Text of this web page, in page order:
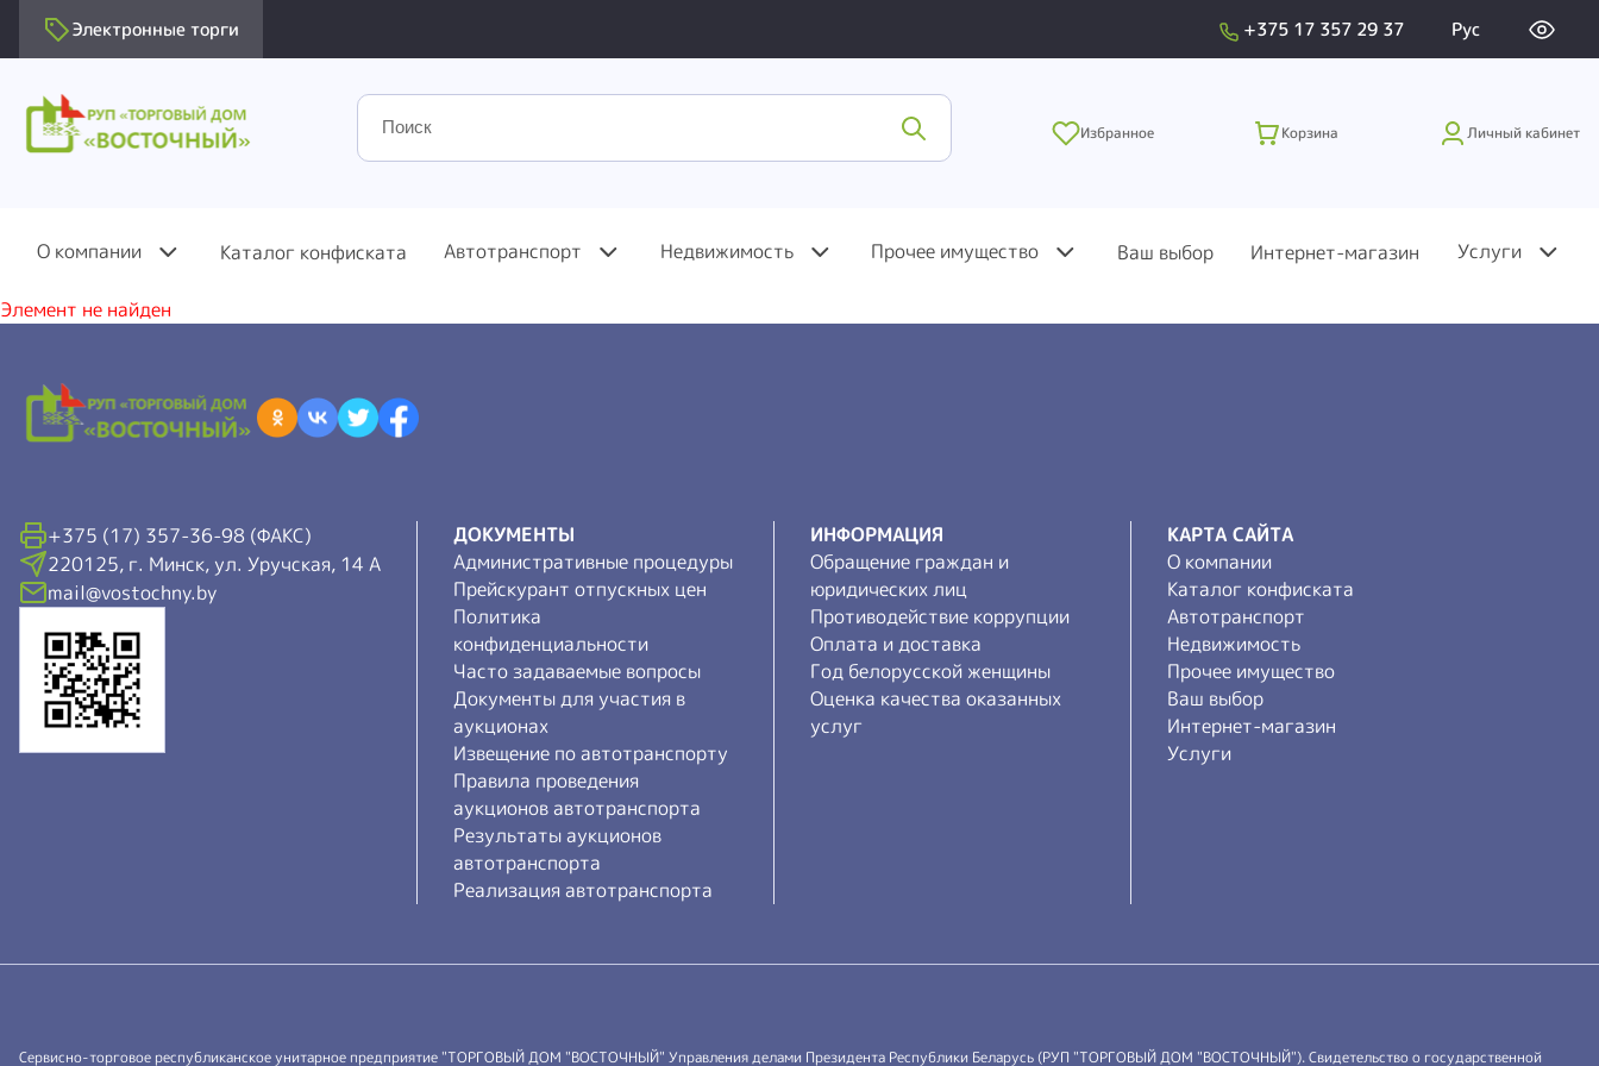
Электронные торги +375 17 357 29 37 Рус
Избранное Корзина Личный кабинет
О компании Каталог конфиската Автотранспорт Недвижимость Прочее имущество Ваш выбор Интернет-магазин Услуги
Элемент не найден
+375 (17) 357-36-98 (ФАКС)
220125, г. Минск, ул. Уручская, 14 А
mail@vostochny.by
ДОКУМЕНТЫ
Административные процедуры
Прейскурант отпускных цен
Политика
конфиденциальности
Часто задаваемые вопросы
Документы для участия в
аукционах
Извещение по автотранспорту
Правила проведения
аукционов автотранспорта
Результаты аукционов
автотранспорта
Реализация автотранспорта
ИНФОРМАЦИЯ
Обращение граждан и
юридических лиц
Противодействие коррупции
Оплата и доставка
Год белорусской женщины
Оценка качества оказанных
услуг
КАРТА САЙТА
О компании
Каталог конфиската
Автотранспорт
Недвижимость
Прочее имущество
Ваш выбор
Интернет-магазин
Услуги
Сервисно-торговое республиканское унитарное предприятие "ТОРГОВЫЙ ДОМ "ВОСТОЧНЫЙ" Управления делами Президента Республики Беларусь (РУП "ТОРГОВЫЙ ДОМ "ВОСТОЧНЫЙ"). Свидетельство о государственной